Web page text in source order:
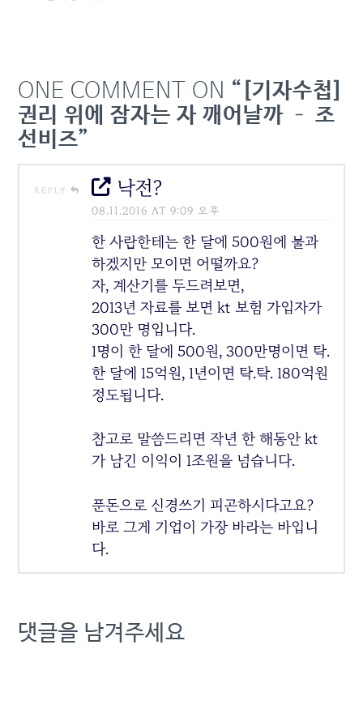
피해 관건 KT, 지난해 국정
감사 후 폰…
ONE COMMENT ON “[기자수첩]
권리 위에 잠자는 자 깨어날까 – 조
선비즈”
REPLY 낙전?
08.11.2016 AT 9:09 오후
한 사람한테는 한 달에 500원에 불과
하겠지만 모이면 어떨까요?
자, 계산기를 두드려보면,
2013년 자료를 보면 kt 보험 가입자가
300만 명입니다.
1명이 한 달에 500원, 300만명이면 탁.
한 달에 15억원, 1년이면 탁.탁. 180억원
정도됩니다.
참고로 말씀드리면 작년 한 해동안 kt
가 남긴 이익이 1조원을 넘습니다.
푼돈으로 신경쓰기 피곤하시다고요?
바로 그게 기업이 가장 바라는 바입니
다.
댓글을 남겨주세요